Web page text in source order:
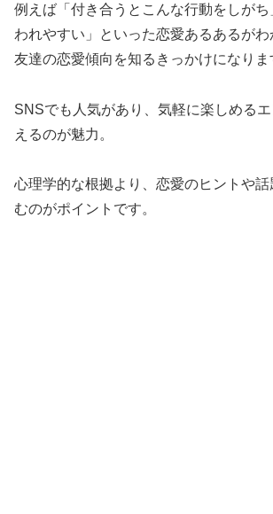
例えば「付き合うとこんな行動をしが
われやすい」といった恋愛あるあるが
友達の恋愛傾向を知るきっかけになりま
SNSでも人気があり、気軽に楽しめる
えるのが魅力。
心理学的な根拠より、恋愛のヒントや
むのがポイントです。